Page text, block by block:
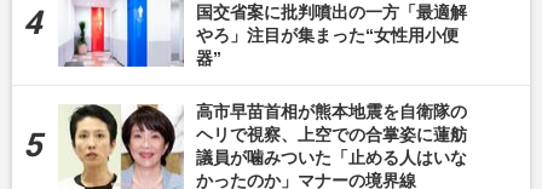
国交省案に批判噴出の一方「最適解
やろ」注目が集まった“女性用小便
器”
高市早苗首相が熊本地震を自衛隊の
ヘリで視察、上空での合掌姿に蓮舫
議員が噛みついた「止める人はいな
かったのか」マナーの境界線